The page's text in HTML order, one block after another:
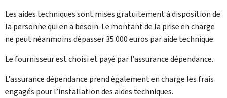
Les aides techniques sont mises gratuitement à disposition de
la personne qui en a besoin. Le montant de la prise en charge
ne peut néanmoins dépasser 35.000 euros par aide technique.
Le fournisseur est choisi et payé par l’assurance dépendance.
L’assurance dépendance prend également en charge les frais
engagés pour l’installation des aides techniques.